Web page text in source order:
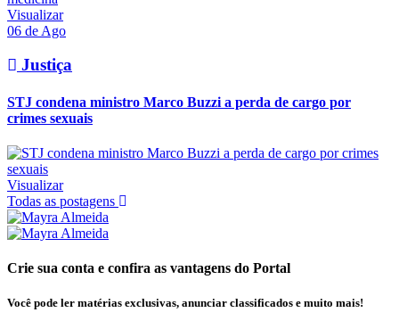
Visualizar
06 de Ago
Justiça
STJ condena ministro Marco Buzzi a perda de cargo por
crimes sexuais
Visualizar
Todas as postagens
Crie sua conta e confira as vantagens do Portal
Você pode ler matérias exclusivas, anunciar classificados e muito mais!